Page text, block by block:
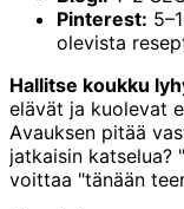
Pinterest:
olevista
Hallitse koukku
elävät ja kuolevat
Avauksen pitää
jatkaisin katselua?
voittaa "tänään